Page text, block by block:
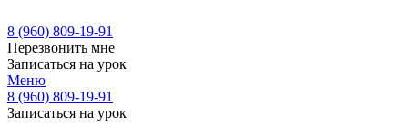
8 (960) 809-19-91
Перезвонить мне
Записаться на урок
Меню
8 (960) 809-19-91
Записаться на урок